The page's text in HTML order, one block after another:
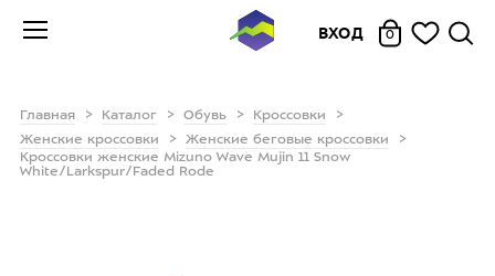
ВХОД 0
Главная Каталог Обувь
Кроссовки
Женские кроссовки
Женские беговые кроссовки
Кроссовки женские Mizuno Wave Mujin 11 Snow
White/Larkspur/Faded Rode